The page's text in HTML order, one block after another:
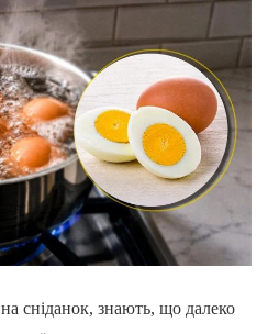
сніданок, знають, що далеко